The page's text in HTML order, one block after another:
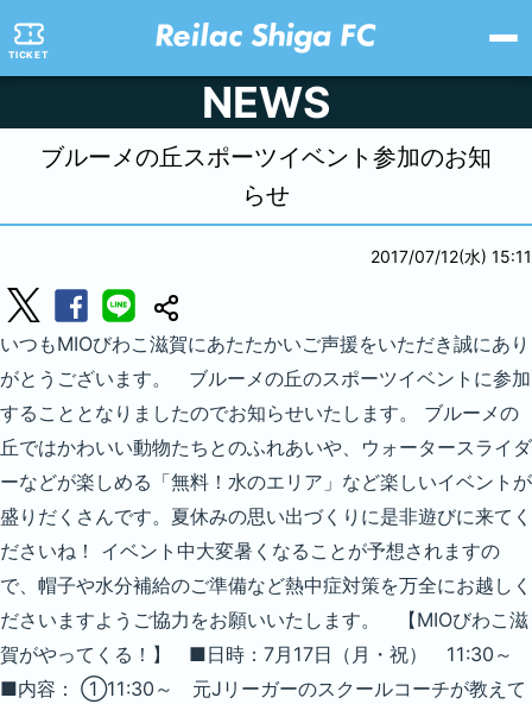
TICKET
NEWS
ブルーメの丘スポーツイベント参加のお知
らせ
2017/07/12(水) 15:11
いつもMIOびわこ滋賀にあたたかいご声援をいただき誠にあり
がとうございます。 ブルーメの丘のスポーツイベントに参加
することとなりましたのでお知らせいたします。 ブルーメの
丘ではかわいい動物たちとのふれあいや、ウォータースライダ
ーなどが楽しめる「無料！水のエリア」など楽しいイベントが
盛りだくさんです。夏休みの思い出づくりに是非遊びに来てく
ださいね！ イベント中大変暑くなることが予想されますの
で、帽子や水分補給のご準備など熱中症対策を万全にお越しく
ださいますようご協力をお願いいたします。 【MIOびわこ滋
賀がやってくる！】 ■日時：7月17日（月・祝） 11:30～
■内容： ①11:30～ 元Jリーガーのスクールコーチが教えて